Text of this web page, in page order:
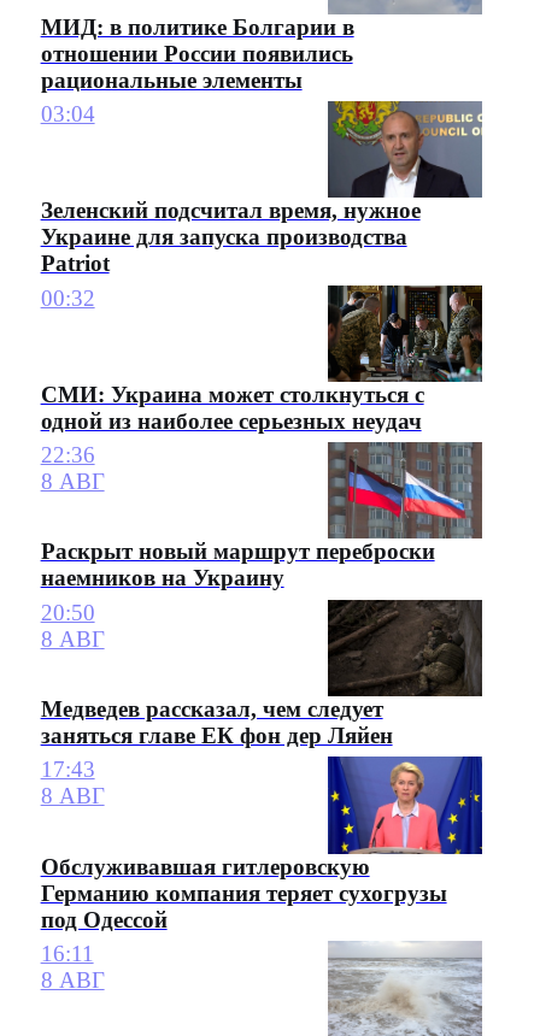
МИД: в политике Болгарии в
отношении России появились
рациональные элементы
03:04
Зеленский подсчитал время, нужное
Украине для запуска производства
Patriot
00:32
СМИ: Украина может столкнуться с
одной из наиболее серьезных неудач
22:36
8 АВГ
Раскрыт новый маршрут переброски
наемников на Украину
20:50
8 АВГ
Медведев рассказал, чем следует
заняться главе ЕК фон дер Ляйен
17:43
8 АВГ
Обслуживавшая гитлеровскую
Германию компания теряет сухогрузы
под Одессой
16:11
8 АВГ